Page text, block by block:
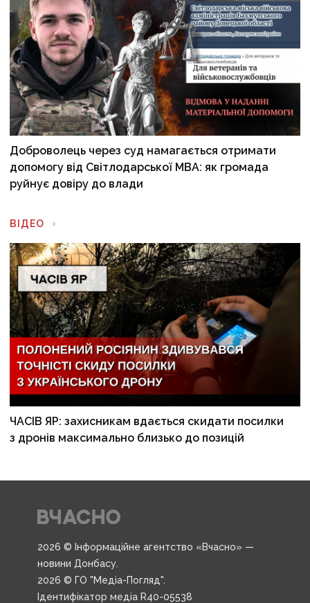
Доброволець через суд намагається отримати
допомогу від Світлодарської МВА: як громада
руйнує довіру до влади
ВІДЕО
ЧАСІВ ЯР: захисникам вдається скидати посилки
з дронів максимально близько до позицій
2026 © Інформаційне агентство «Вчасно» —
новини Донбасу.
2026 © ГО "Медіа-Погляд".
Ідентифікатор медіа R40-05538